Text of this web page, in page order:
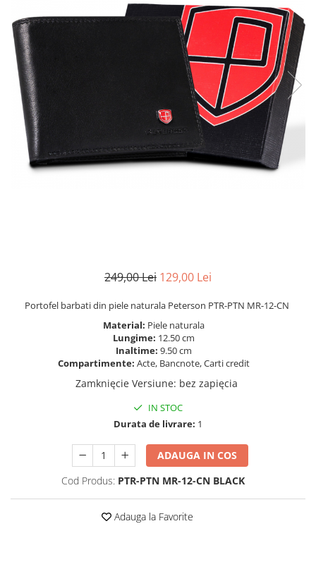
249,00 Lei 129,00 Lei
Portofel barbati din piele naturala Peterson PTR-PTN MR-12-CN
Material: Piele naturala
Lungime: 12.50 cm
Inaltime: 9.50 cm
Compartimente: Acte, Bancnote, Carti credit
Zamknięcie Versiune: bez zapięcia
IN STOC
Durata de livrare: 1
ADAUGA IN COS
Cod Produs: PTR-PTN MR-12-CN BLACK
Adauga la Favorite